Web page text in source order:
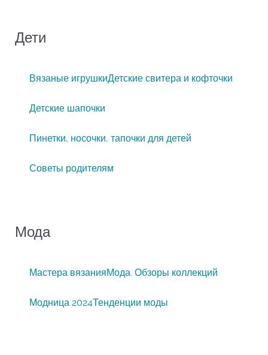
Дети
Вязаные игрушкиДетские свитера и кофточки
Детские шапочки
Пинетки, носочки, тапочки для детей
Советы родителям
Мода
Мастера вязанияМода. Обзоры коллекций
Модница 2024Тенденции моды